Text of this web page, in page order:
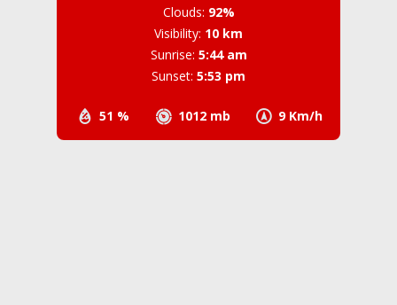
51 % 1012 mb 9 Km/h
Clouds: 92%
Visibility: 10 km
Sunrise: 5:44 am
Sunset: 5:53 pm